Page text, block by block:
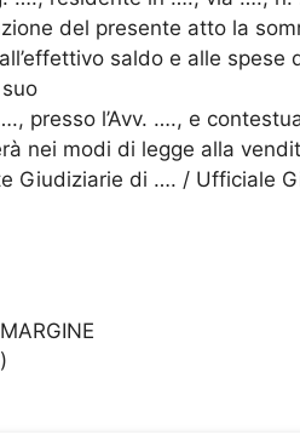
del presente atto la
saldo e alle spese
presso l’Avv. …., e
nei modi di legge alla
Giudiziarie di …. / Ufficiale